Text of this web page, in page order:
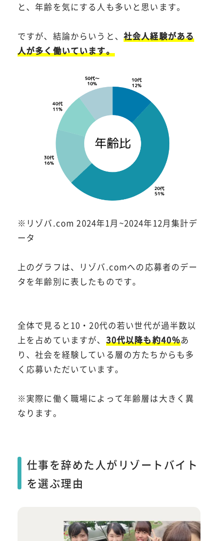
と、年齢を気にする人も多いと思います。
ですが、結論からいうと、 社会人経験がある
人が多く働いています。
※リゾバ.com 2024年1月~2024年12月集計デ
ータ
上のグラフは、リゾバ.comへの応募者のデー
タを年齢別に表したものです。
全体で見ると10・20代の若い世代が過半数以
上を占めていますが、 30代以降も約40％あ
り、社会を経験している層の方たちからも多
く応募いただいています。
※実際に働く職場によって年齢層は大きく異
なります。
仕事を辞めた人がリゾートバイト
を選ぶ理由